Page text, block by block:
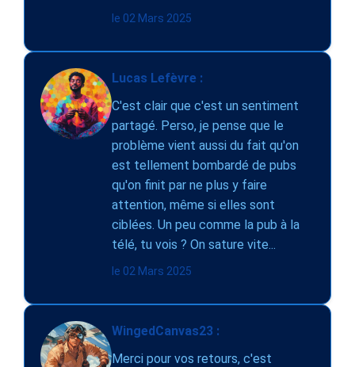
le 02 Mars 2025
Lucas Lefèvre :
C'est clair que c'est un sentiment
partagé. Perso, je pense que le
problème vient aussi du fait qu'on
est tellement bombardé de pubs
qu'on finit par ne plus y faire
attention, même si elles sont
ciblées. Un peu comme la pub à la
télé, tu vois ? On sature vite...
le 02 Mars 2025
WingedCanvas23 :
Merci pour vos retours, c'est